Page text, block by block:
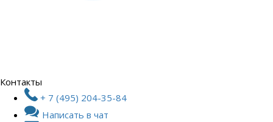
Контакты
+ 7 (495) 204-35-84
Написать в чат